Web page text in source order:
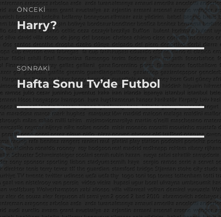
gezinmesi
ÖNCEKI
Önceki
yazı:
Harry?
SONRAKI
Sonraki
yazı:
Hafta Sonu Tv’de Futbol